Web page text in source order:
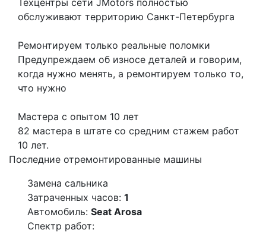
обслуживают территорию Санкт-Петербурга
Ремонтируем только реальные поломки
Предупреждаем об износе деталей и говорим,
когда нужно менять, а ремонтируем только то,
что нужно
Мастера с опытом 10 лет
82 мастера в штате со средним стажем работ
10 лет.
Последние отремонтированные машины
Замена сальника
Затраченных часов: 1
Автомобиль: Seat Arosa
Спектр работ: